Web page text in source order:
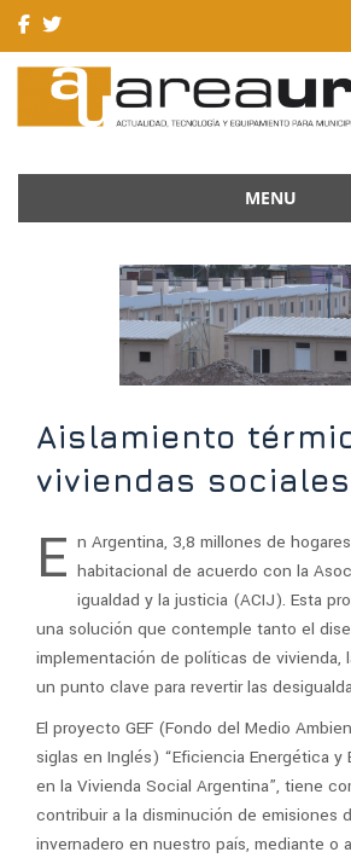
Skip
to
MENU
Aislamiento
viviendas sociales
E n Argentina, 3,8 millones de
habitacional de acuerdo con la
igualdad y la justicia (ACIJ). Esta
una solución que contemple tanto el
implementación de políticas de vivienda,
un punto clave para revertir las
El proyecto GEF (Fondo del Medio
siglas en Inglés) “Eficiencia Energética y
en la Vivienda Social Argentina”, tiene
contribuir a la disminución de emisiones
invernadero en nuestro país, mediante o